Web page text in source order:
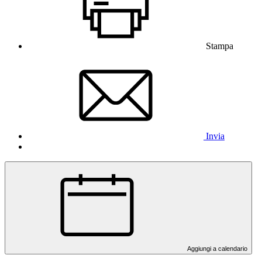
Stampa
Invia
Aggiungi a calendario